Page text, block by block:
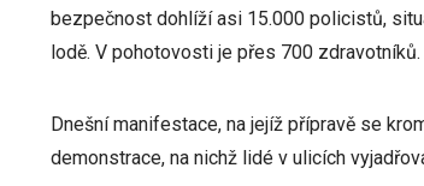
bezpečnost dohlíží asi 15.000 policistů,
lodě. V pohotovosti je přes 700 zdravotníků.
Dnešní manifestace, na jejíž přípravě se
demonstrace, na nichž lidé v ulicích